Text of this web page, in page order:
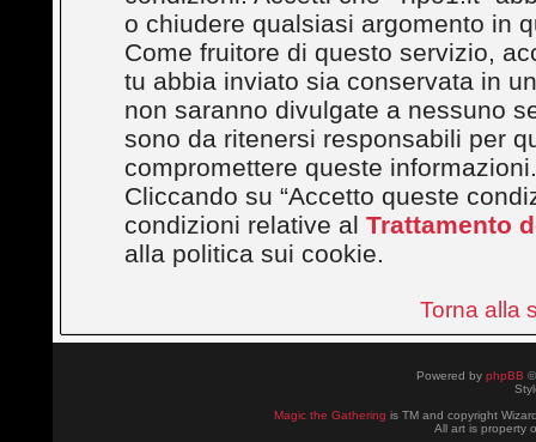
o chiudere qualsiasi argomento in
Come fruitore di questo servizio,
tu abbia inviato sia conservata in
non saranno divulgate a nessuno
sono da ritenersi responsabili per
compromettere queste informazioni.
Cliccando su “Accetto queste
condizioni relative al Trattamento
alla politica sui cookie.
Torna alla
Powered by phpBB
Magic the Gathering is TM and copyright
All art is property